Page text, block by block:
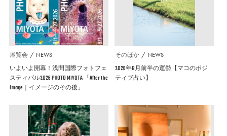
展覧会 NEWS
いよいよ開幕！浅間国際フォトフェ
スティバル2026 PHOTO MIYOTA 「After the
Image｜イメージのその後」
そのほか NEWS
2026年8月前半の運勢【マコのポジ
ティブ占い】